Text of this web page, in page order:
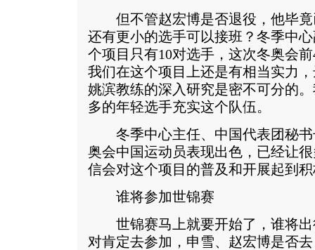
但不管赵宏博是否退役，他毕竟
还有更小的选手可以接班？冬季中
个项目只有10对选手，这次冬奥会
我们在这个项目上还是有相当实力
姚滨教练的深入研究是密不可分的
多的年轻选手充实这个队伍。
冬季中心主任、中国代表团秘书
奥会中国运动员表现出色，已经让
信会对这个项目的普及和开展起到
谁将参加世锦赛
世锦赛马上就要开始了，谁将出
对肯定去参加，申雪、赵宏博是否